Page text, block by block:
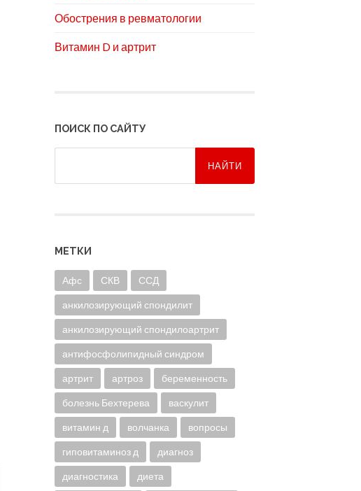
Обострения в ревматологии
Витамин D и артрит
ПОИСК ПО САЙТУ
МЕТКИ
Афс СКВ ССД
анкилозирующий спондилит
анкилозирующий спондилоартрит
антифосфолипидный синдром
артрит артроз беременность
болезнь Бехтерева васкулит
витамин д волчанка вопросы
гиповитаминоз д диагноз
диагностика диета